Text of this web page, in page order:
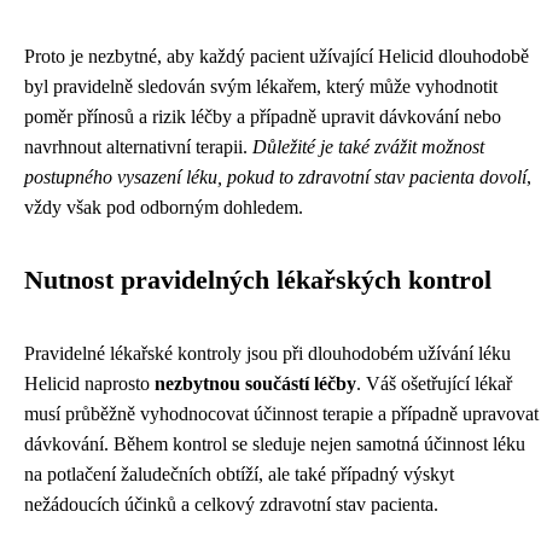
Proto je nezbytné, aby každý pacient užívající Helicid dlouhodobě
byl pravidelně sledován svým lékařem, který může vyhodnotit
poměr přínosů a rizik léčby a případně upravit dávkování nebo
navrhnout alternativní terapii. Důležité je také zvážit možnost
postupného vysazení léku, pokud to zdravotní stav pacienta dovolí,
vždy však pod odborným dohledem.
Nutnost pravidelných lékařských kontrol
Pravidelné lékařské kontroly jsou při dlouhodobém užívání léku
Helicid naprosto nezbytnou součástí léčby. Váš ošetřující lékař
musí průběžně vyhodnocovat účinnost terapie a případně upravovat
dávkování. Během kontrol se sleduje nejen samotná účinnost léku
na potlačení žaludečních obtíží, ale také případný výskyt
nežádoucích účinků a celkový zdravotní stav pacienta.